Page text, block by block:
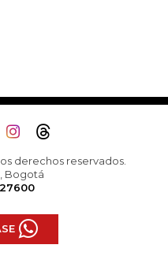
derechos reservados.
Bogotá